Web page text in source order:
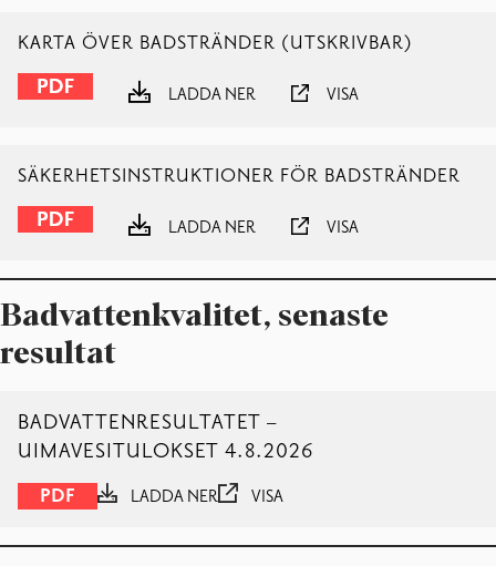
KARTA ÖVER BADSTRÄNDER (UTSKRIVBAR)
LADDA NER VISA
SÄKERHETSINSTRUKTIONER FÖR BADSTRÄNDER
LADDA NER VISA
Badvattenkvalitet, senaste
resultat
BADVATTENRESULTATET –
UIMAVESITULOKSET 4.8.2026
PDF LADDA NER VISA